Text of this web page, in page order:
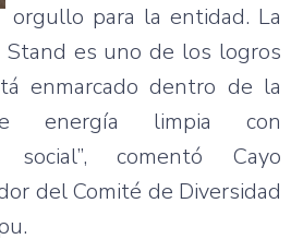
orgullo para la entidad. La
es uno de los logros
enmarcado dentro de la
energía limpia con
social”,comentó
Cayo
delComité de Diversidad
.